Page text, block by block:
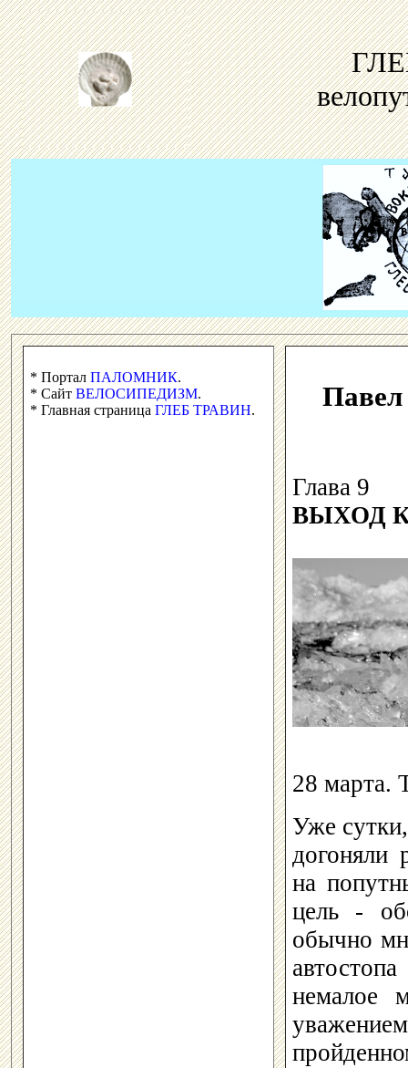
* Портал ПАЛОМНИК.
* Сайт ВЕЛОСИПЕДИЗМ.
* Главная страница ГЛЕБ ТРАВИН.
Глава 9
ВЫХОД
28 марта.
Уже
догоняли
на
цель -
обычно
немалое